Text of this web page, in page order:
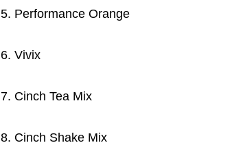
5. Performance Orange
6. Vivix
7. Cinch Tea Mix
8. Cinch Shake Mix